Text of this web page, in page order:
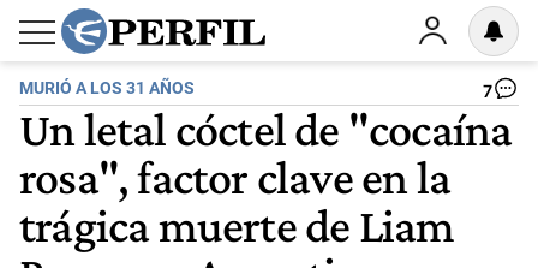
MURIÓ A LOS 31 AÑOS 7
Un letal cóctel de "cocaína
rosa", factor clave en la
trágica muerte de Liam